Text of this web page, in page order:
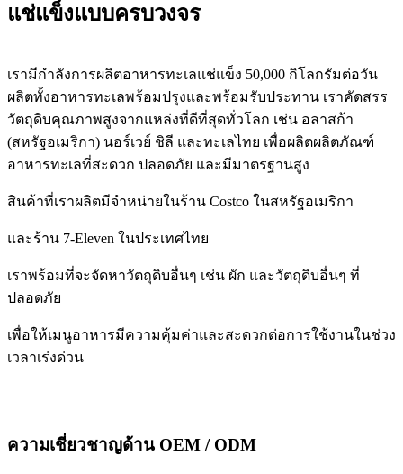
แช่แข็งแบบครบวงจร
เรามีกำลังการผลิตอาหารทะเลแช่แข็ง 50,000 กิโลกรัมต่อวัน
ผลิตทั้งอาหารทะเลพร้อมปรุงและพร้อมรับประทาน เราคัดสรร
วัตถุดิบคุณภาพสูงจากแหล่งที่ดีที่สุดทั่วโลก เช่น อลาสก้า
(สหรัฐอเมริกา) นอร์เวย์ ชิลี และทะเลไทย เพื่อผลิตผลิตภัณฑ์
อาหารทะเลที่สะดวก ปลอดภัย และมีมาตรฐานสูง
สินค้าที่เราผลิตมีจำหน่ายในร้าน Costco ในสหรัฐอเมริกา
และร้าน 7-Eleven ในประเทศไทย
เราพร้อมที่จะจัดหาวัตถุดิบอื่นๆ เช่น ผัก และวัตถุดิบอื่นๆ ที่
ปลอดภัย
เพื่อให้เมนูอาหารมีความคุ้มค่าและสะดวกต่อการใช้งานในช่วง
เวลาเร่งด่วน
ความเชี่ยวชาญด้าน OEM / ODM